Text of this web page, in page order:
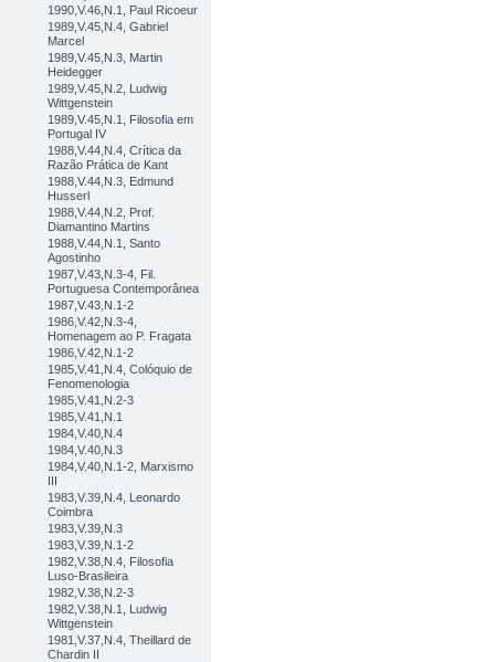
1990,V.46,N.1, Paul Ricoeur
1989,V.45,N.4, Gabriel
Marcel
1989,V.45,N.3, Martin
Heidegger
1989,V.45,N.2, Ludwig
Wittgenstein
1989,V.45,N.1, Filosofia em
Portugal IV
1988,V.44,N.4, Crítica da
Razão Prática de Kant
1988,V.44,N.3, Edmund
Husserl
1988,V.44,N.2, Prof.
Diamantino Martins
1988,V.44,N.1, Santo
Agostinho
1987,V.43,N.3-4, Fil.
Portuguesa Contemporânea
1987,V.43,N.1-2
1986,V.42,N.3-4,
Homenagem ao P. Fragata
1986,V.42,N.1-2
1985,V.41,N.4, Colóquio de
Fenomenologia
1985,V.41,N.2-3
1985,V.41,N.1
1984,V.40,N.4
1984,V.40,N.3
1984,V.40,N.1-2, Marxismo
III
1983,V.39,N.4, Leonardo
Coimbra
1983,V.39,N.3
1983,V.39,N.1-2
1982,V.38,N.4, Filosofia
Luso-Brasileira
1982,V.38,N.2-3
1982,V.38,N.1, Ludwig
Wittgenstein
1981,V.37,N.4, Theillard de
Chardin II